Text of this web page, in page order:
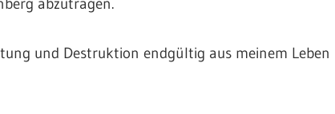
und Destruktion endgültig aus meinem Leben